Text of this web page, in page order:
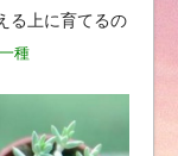
る上に育てるの
種